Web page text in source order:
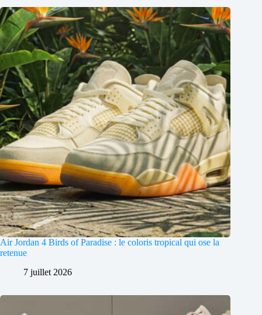
Air Jordan 4 Birds of Paradise : le coloris tropical qui ose la
retenue
7 juillet 2026